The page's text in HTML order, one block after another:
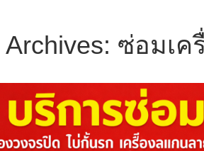
Archives: ซ่อมเค